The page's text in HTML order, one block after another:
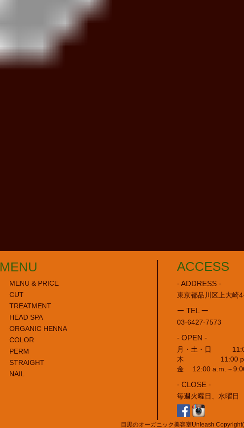
MENU
MENU & PRICE
CUT
TREATMENT
HEAD SPA
ORGANIC HENNA
COLOR
PERM
STRAIGHT
NAIL
ACCESS
- ADDRESS -
東京都品川区上大崎
ー TEL ー
03-6427-7573
- OPEN -
月・土・日 11:00
木 11:00 p.m.
金 12:00 a.m.～
- CLOSE -
毎週火曜日、水曜日
目黒のオーガニック美容室Unleash